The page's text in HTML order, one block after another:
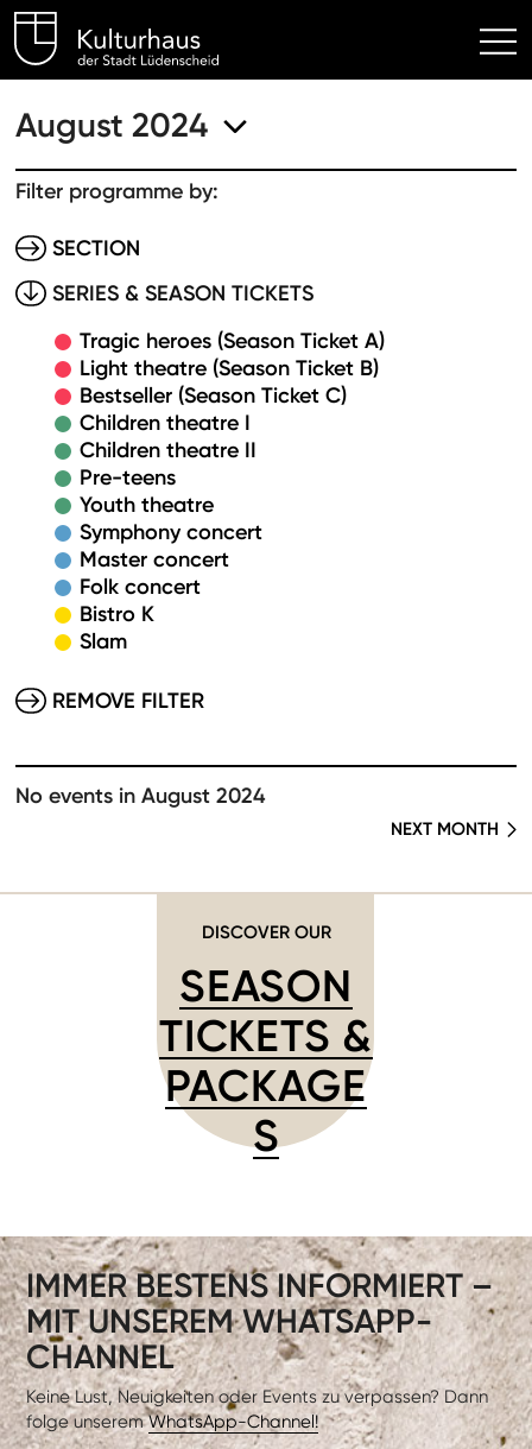
Kulturhaus Lüdenscheid
August 2024
Filter programme by:
SECTION
SERIES & SEASON TICKETS
Tragic heroes (Season Ticket A)
Light theatre (Season Ticket B)
Bestseller (Season Ticket C)
Children theatre I
Children theatre II
Pre-teens
Youth theatre
Symphony concert
Master concert
Folk concert
Bistro K
Slam
REMOVE FILTER
No events in August 2024
NEXT MONTH
DISCOVER OUR
SEASON
TICKETS &
PACKAGE
S
IMMER BESTENS INFORMIERT –
MIT UNSEREM WHATSAPP-
CHANNEL
Keine Lust, Neuigkeiten oder Events zu verpassen? Dann
folge unseremWhatsApp-Channel!